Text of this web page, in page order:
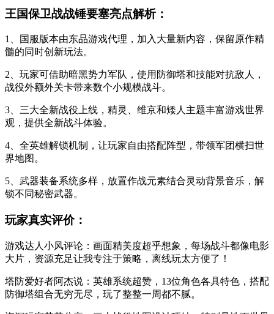
王国保卫战战锤要塞亮点解析：
1、国服版本由东品游戏代理，加入大量新内容，保留原作精
髓的同时创新玩法。
2、玩家可借助暗黑势力军队，使用防御塔和技能对抗敌人，
战役外额外关卡带来数个小规模战斗。
3、三大全新战役上线，精灵、维京和矮人主题丰富游戏世界
观，提供全新战斗体验。
4、全英雄解锁机制，让玩家自由搭配阵型，带领军团横扫世
界地图。
5、武器装备系统多样，放置作战元素结合灵动背景音乐，解
锁不同秘密武器。
玩家真实评价：
游戏达人小风评论：画面精美度超乎想象，每场战斗都像电影
大片，资源充足让我专注于策略，离线玩太方便了！
塔防爱好者阿杰说：英雄系统超赞，13位角色各具特色，搭配
防御塔组合无穷无尽，玩了整整一周都不腻。